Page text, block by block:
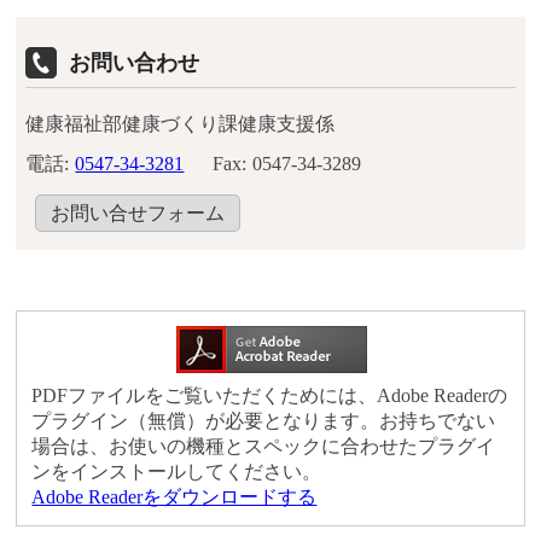
お問い合わせ
健康福祉部健康づくり課健康支援係
電話: 0547-34-3281 Fax: 0547-34-3289
お問い合せフォーム
PDFファイルをご覧いただくためには、Adobe Readerの
プラグイン（無償）が必要となります。お持ちでない
場合は、お使いの機種とスペックに合わせたプラグイ
ンをインストールしてください。
Adobe Readerをダウンロードする